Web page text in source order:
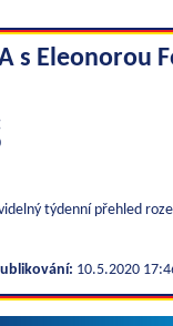
s Eleonorou
týdenní přehled
10.5.2020